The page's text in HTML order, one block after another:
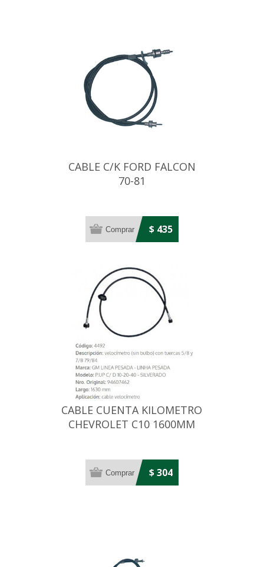
CABLE C/K FORD FALCON
70-81
$ 435
CABLE CUENTA KILOMETRO
CHEVROLET C10 1600MM
$ 304